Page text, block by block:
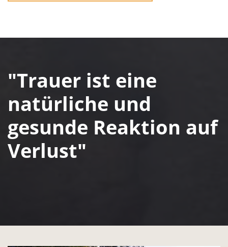
"Trauer ist eine
natürliche und
gesunde Reaktion auf
Verlust"